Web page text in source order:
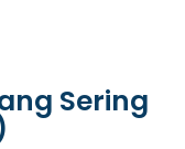
Sering